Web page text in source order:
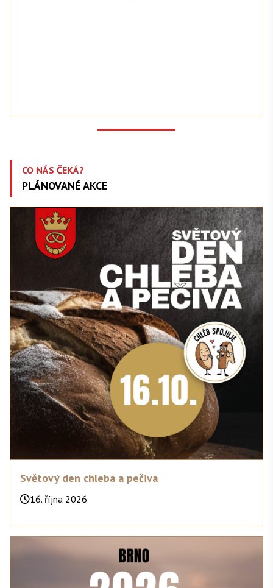
CO NÁS ČEKÁ?
PLÁNOVANÉ AKCE
Světový den chleba a pečiva
16. října 2026